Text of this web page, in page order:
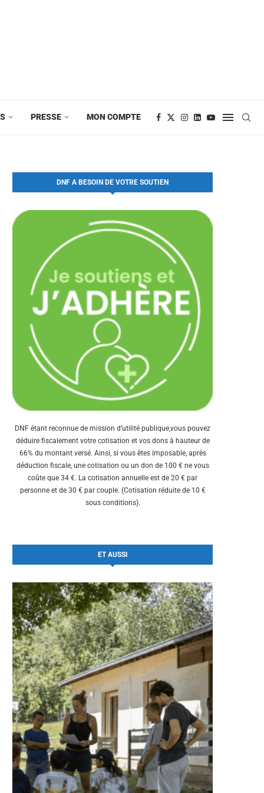
PRESSE MON COMPTE
DNF A BESOIN DE VOTRE SOUTIEN
DNF étant reconnue de mission d’utilité publique,vous pouvez
déduire fiscalement votre cotisation et vos dons à hauteur de
66% du montant versé. Ainsi, si vous êtes imposable, après
déduction fiscale, une cotisation ou un don de 100 € ne vous
coûte que 34 €. La cotisation annuelle est de 20 € par
personne et de 30 € par couple. (Cotisation réduite de 10 €
sous conditions).
ET AUSSI